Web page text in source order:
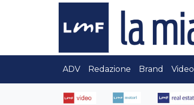
ADV Redazione Brand Video